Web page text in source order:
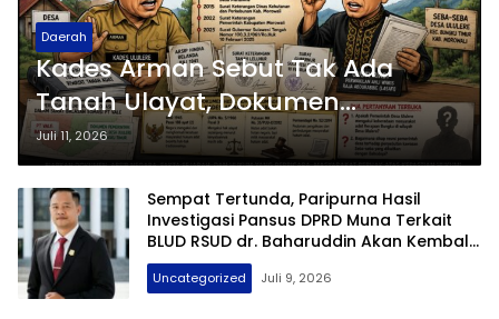
Daerah
Kades Arman Sebut Tak Ada
Tanah Ulayat, Dokumen
Pemerintah dari Era Kolonial
hingga Gubernur Jadi
Pembanding
Juli 11, 2026
Sempat Tertunda, Paripurna Hasil
Investigasi Pansus DPRD Muna Terkait
BLUD RSUD dr. Baharuddin Akan Kembali
Digelar
Uncategorized Juli 9, 2026